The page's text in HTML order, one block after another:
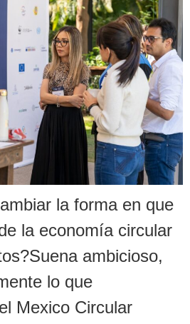
la forma en que
la economía circular
ambicioso,
lo que
Mexico Circular